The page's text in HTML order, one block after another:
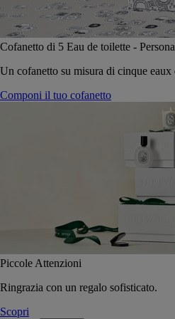
Cofanetto di 5 Eau de toilette -
Un cofanetto su misura di cinque
Componi il tuo cofanetto
Piccole Attenzioni
Ringrazia con un regalo sofisticato.
Scopri